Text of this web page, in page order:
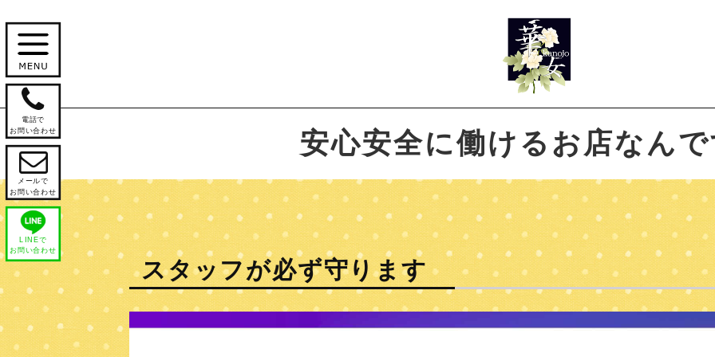

電話で
お問い合わせ

メールで
お問い合わせ
LINEで
お問い合わせ
安心安全に働けるお店なん
スタッフが必ず守ります